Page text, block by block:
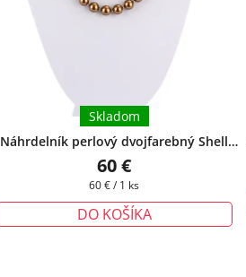
Náhrdelník perlový dvojfarebný Shell
+ darčeková krabička zadarmo
Skladom
60 €
Jednotková
cena:
60 € / 1 ks
DO KOŠÍKA